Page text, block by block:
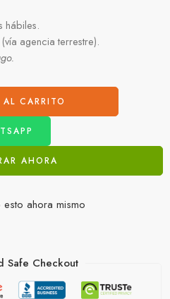
hábiles.
agencia terrestre).
CARRITO
AHORA
esto ahora mismo
Safe Checkout